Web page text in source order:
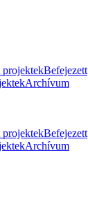
projektekBefejezett
Archívum
projektekBefejezett
Archívum